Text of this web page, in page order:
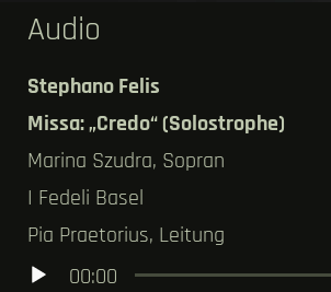
Audio
Stephano Felis
Missa: „Credo“ (Solostrophe)
Marina Szudra, Sopran
I Fedeli Basel
Pia Praetorius, Leitung
Audio-00:00